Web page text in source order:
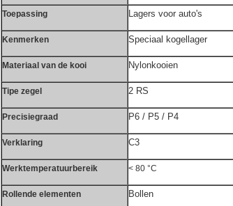
Toepassing Lagers voor auto's
Kenmerken Speciaal kogellager
Materiaal van de kooi Nylonkooien
Tipe zegel 2 RS
Precisiegraad P6 / P5 / P4
Verklaring C3
Werktemperatuurbereik < 80 °C
Rollende elementen Bollen